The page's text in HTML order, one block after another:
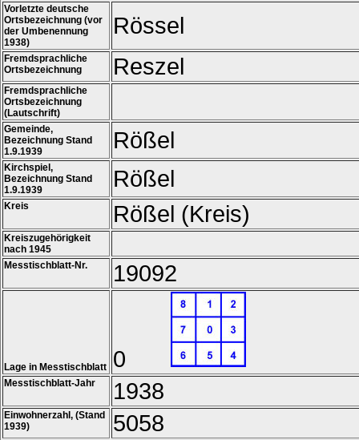
Vorletzte deutsche
Ortsbezeichnung (vor
der Umbenennung
1938)
Rössel
Fremdsprachliche
Ortsbezeichnung
Reszel
Fremdsprachliche
Ortsbezeichnung
(Lautschrift)
Gemeinde,
Bezeichnung Stand
1.9.1939
Rößel
Kirchspiel,
Bezeichnung Stand
1.9.1939
Rößel
Kreis Rößel (Kreis)
Kreiszugehörigkeit
nach 1945
Messtischblatt-Nr.
19092
Lage in Messtischblatt 0
Messtischblatt-Jahr 1938
Einwohnerzahl, (Stand
1939)
5058